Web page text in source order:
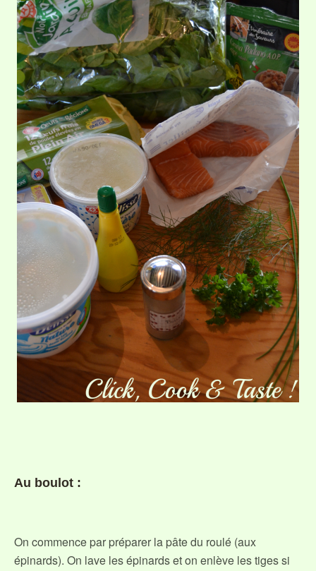
Au boulot :
On commence par préparer la pâte du roulé (aux
épinards). On lave les épinards et on enlève les tiges si